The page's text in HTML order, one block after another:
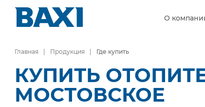
О
Главная Продукция Где купить
КУПИТЬ
МОСТОВСКОЕ